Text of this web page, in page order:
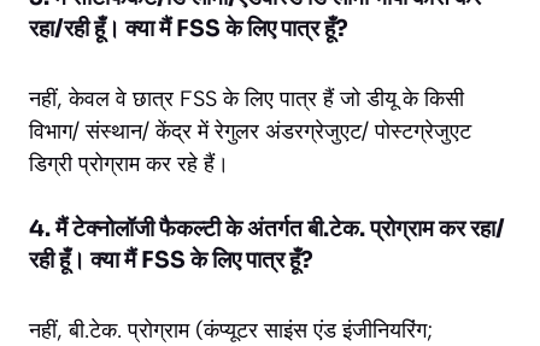
रहा/रही हूँ। क्या मैं FSS के लिए पात्र हूँ?
नहीं, केवल वे छात्र FSS के लिए पात्र हैं जो डीयू के किसी
विभाग/ संस्थान/ केंद्र में रेगुलर अंडरग्रेजुएट/ पोस्टग्रेजुएट
डिग्री प्रोग्राम कर रहे हैं।
4. मैं टेक्नोलॉजी फैकल्टी के अंतर्गत बी.टेक. प्रोग्राम कर रहा/
रही हूँ। क्या मैं FSS के लिए पात्र हूँ?
नहीं, बी.टेक. प्रोग्राम (कंप्यूटर साइंस एंड इंजीनियरिंग;